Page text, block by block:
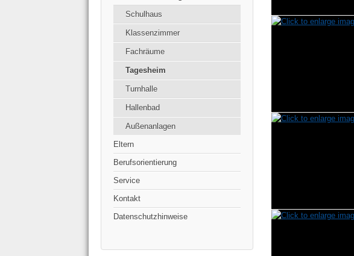
Schulhaus
Klassenzimmer
Fachräume
Tagesheim
Turnhalle
Hallenbad
Außenanlagen
Eltern
Berufsorientierung
Service
Kontakt
Datenschutzhinweise